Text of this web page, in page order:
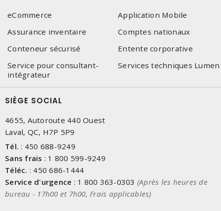
eCommerce
Application Mobile
Assurance inventaire
Comptes nationaux
Conteneur sécurisé
Entente corporative
Service pour consultant-
intégrateur
Services techniques Lumen
SIÈGE SOCIAL
4655, Autoroute 440 Ouest
Laval, QC, H7P 5P9
Tél. : 450 688-9249
Sans frais : 1 800 599-9249
Téléc. : 450 686-1444
Service d'urgence : 1 800 363-0303 (Après les heures de
bureau - 17h00 et 7h00, Frais applicables)